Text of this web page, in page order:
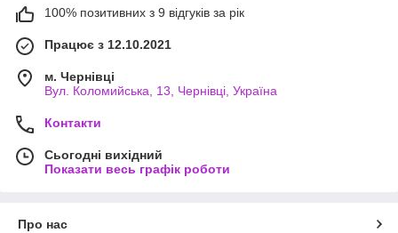
100% позитивних з 9 відгуків за рік
Працює з 12.10.2021
м. Чернівці
Вул. Коломийська, 13, Чернівці, Україна
Контакти
Сьогодні вихідний
Показати весь графік роботи
Про нас